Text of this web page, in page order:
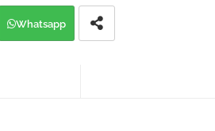
Whatsapp